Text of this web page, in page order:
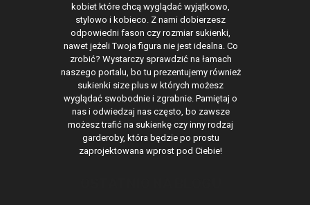
kobiet które chcą wyglądać wyjątkowo,
stylowo i kobieco. Z nami dobierzesz
odpowiedni fason czy rozmiar sukienki,
nawet jeżeli Twoja figura nie jest idealna. Co
zrobić? Wystarczy sprawdzić na łamach
naszego portalu, bo tu prezentujemy również
sukienki size plus w których możesz
wyglądać swobodnie i zgrabnie. Pamiętaj o
nas i odwiedzaj nas często, bo zawsze
możesz trafić na sukienkę czy inny rodzaj
garderoby, która będzie po prostu
zaprojektowana wprost pod Ciebie!